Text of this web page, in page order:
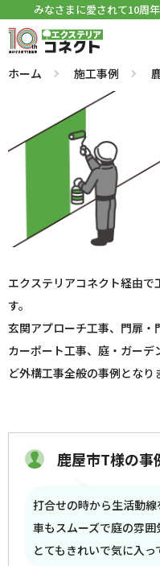
みなさまに愛されて10周
ホーム 施工事例
エクステリアコネクト経由
す。
玄関アプローチ工事、門扉・
カーポート工事、庭・ガー
ど外構工事全般の事例となり
鹿屋市T様の事
打合せの時から生活動
車もスムーズで庭の雰
とてもきれいで気に入っ